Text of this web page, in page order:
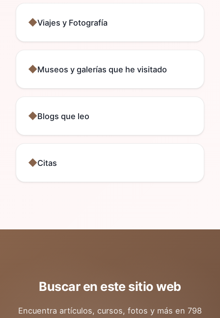
Viajes y Fotografía
Museos y galerías que he visitado
Blogs que leo
Citas
Buscar en este sitio web
Encuentra artículos, cursos, fotos y más en 798